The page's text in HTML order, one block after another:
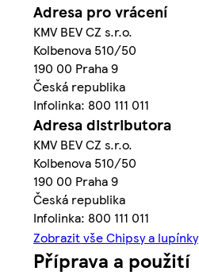
Adresa pro vrácení
KMV BEV CZ s.r.o.
Kolbenova 510/50
190 00 Praha 9
Česká republika
Infolinka: 800 111 011
Adresa distributora
KMV BEV CZ s.r.o.
Kolbenova 510/50
190 00 Praha 9
Česká republika
Infolinka: 800 111 011
Zobrazit vše Chipsy a lupínky
Příprava a použití